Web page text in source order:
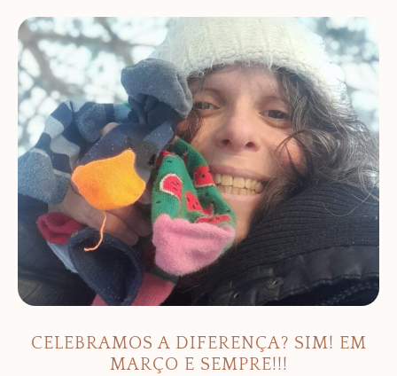
CELEBRAMOS A DIFERENÇA? SIM! EM
MARÇO E SEMPRE!!!